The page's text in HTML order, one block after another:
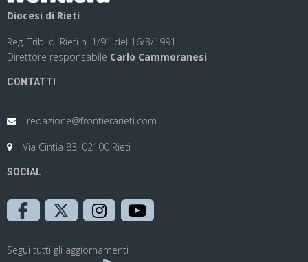
Diocesi di Rieti
Reg. Trib. di Rieti n. 1/91 del 16/3/1991.
Direttore responsabile Carlo Cammoranesi
CONTATTI
redazione@frontierarieti.com
Via Cintia 83, 02100 Rieti
SOCIAL
Segui tutti gli aggiornamenti